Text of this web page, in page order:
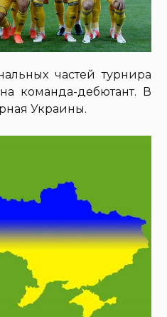
частей турнира
команда-дебютант. В
Украины.